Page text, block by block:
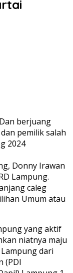
berjuang
pemilik salah
2024
Donny Irawan
Lampung.
caleg
Umum atau
yang aktif
niatnya maju
dari
(PDI